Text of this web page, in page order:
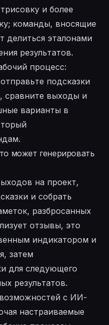
и более
команды, вносящие
делиться эталонами
результатов.
процесс:
подсказки
сравните выходы и
варианты в
может генерировать
на проект,
и собрать
разбросанных
отзывы, это
индикатором и
затем
для следующего
результатов.
с ИИ-
настраиваемые